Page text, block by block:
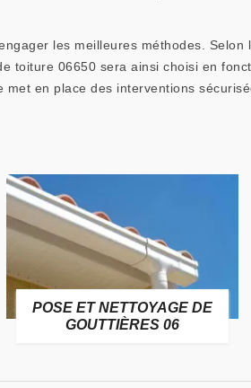
les meilleures méthodes.
toiture 06650 sera ainsi choisi en
en place des interventions
POSE ET NETTOYAGE DE
GOUTTIÈRES 06